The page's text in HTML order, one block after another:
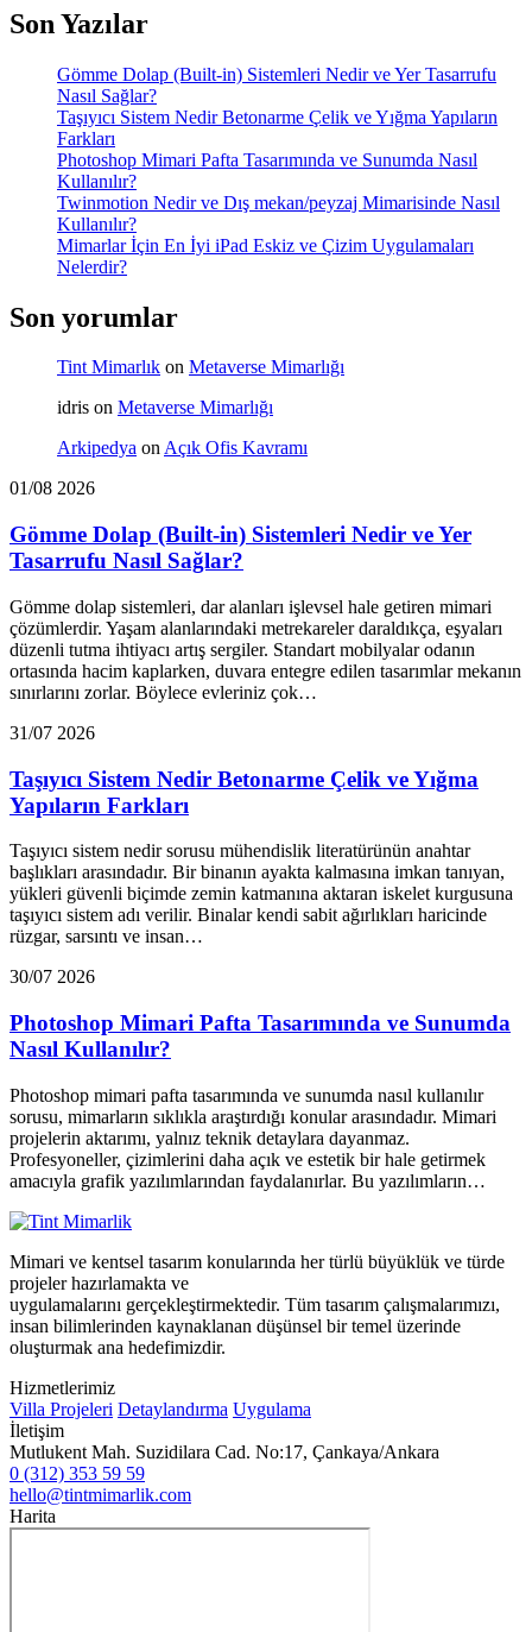
Son Yazılar
Gömme Dolap (Built-in) Sistemleri Nedir ve Yer Tasarrufu
Nasıl Sağlar?
Taşıyıcı Sistem Nedir Betonarme Çelik ve Yığma Yapıların
Farkları
Photoshop Mimari Pafta Tasarımında ve Sunumda Nasıl
Kullanılır?
Twinmotion Nedir ve Dış mekan/peyzaj Mimarisinde Nasıl
Kullanılır?
Mimarlar İçin En İyi iPad Eskiz ve Çizim Uygulamaları
Nelerdir?
Son yorumlar
Tint Mimarlık on Metaverse Mimarlığı
idris on Metaverse Mimarlığı
Arkipedya onAçık Ofis Kavramı
01/08 2026
Gömme Dolap (Built-in) Sistemleri Nedir ve Yer
Tasarrufu Nasıl Sağlar?
Gömme dolap sistemleri, dar alanları işlevsel hale getiren mimari
çözümlerdir. Yaşam alanlarındaki metrekareler daraldıkça, eşyaları
düzenli tutma ihtiyacı artış sergiler. Standart mobilyalar odanın
ortasında hacim kaplarken, duvara entegre edilen tasarımlar mekanın
sınırlarını zorlar. Böylece evleriniz çok…
31/07 2026
Taşıyıcı Sistem Nedir Betonarme Çelik ve Yığma
Yapıların Farkları
Taşıyıcı sistem nedir sorusu mühendislik literatürünün anahtar
başlıkları arasındadır. Bir binanın ayakta kalmasına imkan tanıyan,
yükleri güvenli biçimde zemin katmanına aktaran iskelet kurgusuna
taşıyıcı sistem adı verilir. Binalar kendi sabit ağırlıkları haricinde
rüzgar, sarsıntı ve insan…
30/07 2026
Photoshop Mimari Pafta Tasarımında ve Sunumda
Nasıl Kullanılır?
Photoshop mimari pafta tasarımında ve sunumda nasıl kullanılır
sorusu, mimarların sıklıkla araştırdığı konular arasındadır. Mimari
projelerin aktarımı, yalnız teknik detaylara dayanmaz.
Profesyoneller, çizimlerini daha açık ve estetik bir hale getirmek
amacıyla grafik yazılımlarından faydalanırlar. Bu yazılımların…
Mimari ve kentsel tasarım konularında her türlü büyüklük ve türde
projeler hazırlamakta ve
uygulamalarını gerçekleştirmektedir. Tüm tasarım çalışmalarımızı,
insan bilimlerinden kaynaklanan düşünsel bir temel üzerinde
oluşturmak ana hedefimizdir.
Hizmetlerimiz
Villa Projeleri Detaylandırma Uygulama
İletişim
Mutlukent Mah. Suzidilara Cad. No:17, Çankaya/Ankara
0 (312) 353 59 59
hello@tintmimarlik.com
Harita